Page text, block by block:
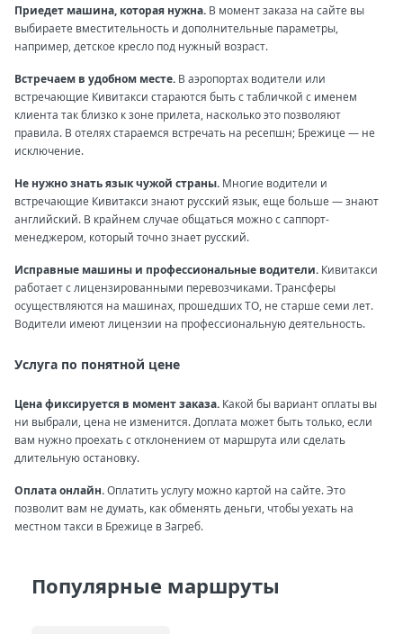
Приедет машина, которая нужна. В момент заказа на сайте вы
выбираете вместительность и дополнительные параметры,
например, детское кресло под нужный возраст.
Встречаем в удобном месте. В аэропортах водители или
встречающие Кивитакси стараются быть с табличкой с именем
клиента так близко к зоне прилета, насколько это позволяют
правила. В отелях стараемся встречать на ресепшн; Брежице — не
исключение.
Не нужно знать язык чужой страны. Многие водители и
встречающие Кивитакси знают русский язык, еще больше — знают
английский. В крайнем случае общаться можно с саппорт-
менеджером, который точно знает русский.
Исправные машины и профессиональные водители. Кивитакси
работает с лицензированными перевозчиками. Трансферы
осуществляются на машинах, прошедших ТО, не старше семи лет.
Водители имеют лицензии на профессиональную деятельность.
Услуга по понятной цене
Цена фиксируется в момент заказа. Какой бы вариант оплаты вы
ни выбрали, цена не изменится. Доплата может быть только, если
вам нужно проехать с отклонением от маршрута или сделать
длительную остановку.
Оплата онлайн.Оплатить услугу можно картой на сайте. Это
позволит вам не думать, как обменять деньги, чтобы уехать на
местном такси в Брежице в Загреб.
Популярные маршруты